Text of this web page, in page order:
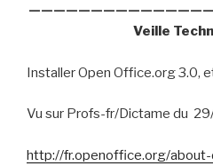
Veille
Installer Open Office.org 3.0,
Vu sur Profs-fr/Dictame du
http://fr.openoffice.org/about-